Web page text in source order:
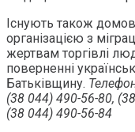
Існують також
організацією з
жертвам торгівлі
поверненні
Батьківщину.
(38 044) 490-56-80,
(38 044) 490-56-84